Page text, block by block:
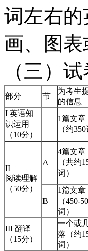
词左右
画、图
（三）
部分 节
为考生
的信息
I 英语知
识运用
（10分）
1篇文章
（约350
II
阅读理解
（50分）
A
4篇文章
（共约
词）
B
1篇文章
（450-
词）
III 翻译
（15分）
一个或
落（约
词）